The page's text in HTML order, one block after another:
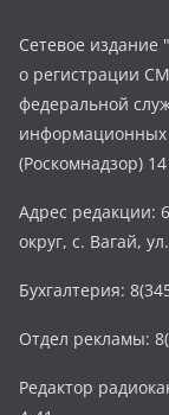
Сетевое
о регистрации
федеральной
информационных
(Роскомнадзор)
Адрес редакции:
округ, с. Вагай,
Бухгалтерия:
Отдел рекламы:
Редактор